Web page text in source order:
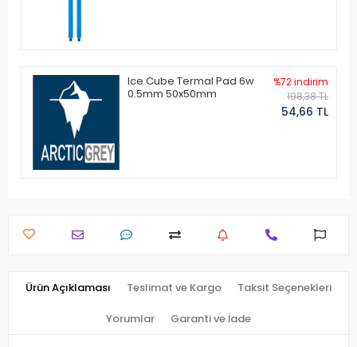
Ice Cube Termal Pad 6w
0.5mm 50x50mm
%72 indirim
198,38 TL
54,66 TL
Ürün Açıklaması Teslimat ve Kargo Taksit Seçenekleri
Yorumlar Garanti ve İade